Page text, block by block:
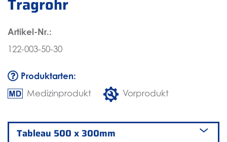
Tragrohr
Artikel-Nr.:
122-003-50-30
Produktarten:
Medizinprodukt Vorprodukt